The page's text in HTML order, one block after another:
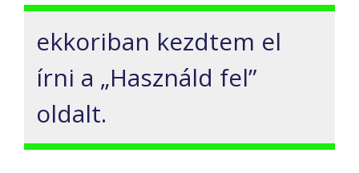
ekkoriban kezdtem el
írni a „Használd fel”
oldalt.